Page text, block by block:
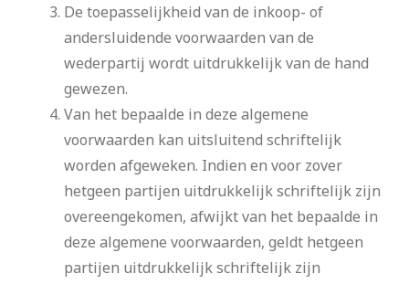
De toepasselijkheid van de inkoop- of
andersluidende voorwaarden van de
wederpartij wordt uitdrukkelijk van de hand
gewezen.
Van het bepaalde in deze algemene
voorwaarden kan uitsluitend schriftelijk
worden afgeweken. Indien en voor zover
hetgeen partijen uitdrukkelijk schriftelijk zijn
overeengekomen, afwijkt van het bepaalde in
deze algemene voorwaarden, geldt hetgeen
partijen uitdrukkelijk schriftelijk zijn